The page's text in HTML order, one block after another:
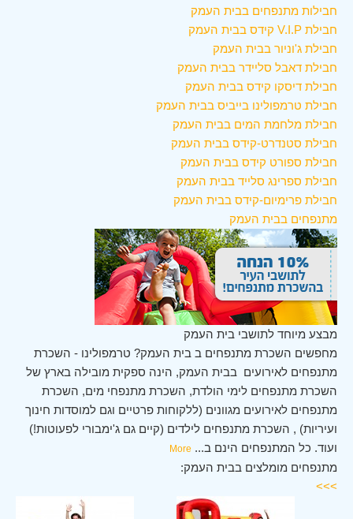
חבילות מתנפחים בבית העמק
חבילת V.I.P קידס בבית העמק
חבילת ג'וניור בבית העמק
חבילת דאבל סליידר בבית העמק
חבילת דיסקו קידס בבית העמק
חבילת טרמפולינו בייביס בבית העמק
חבילת מלחמת המים בבית העמק
חבילת סטנדרט-קידס בבית העמק
חבילת ספורט קידס בבית העמק
חבילת ספרינג סלייד בבית העמק
חבילת פרימיום-קידס בבית העמק
מתנפחים בבית העמק
מבצע מיוחד לתושבי בית העמק
מחפשים השכרת מתנפחים ב בית העמק? טרמפולינו - השכרת
מתנפחים לאירועים בבית העמק, הינה ספקית מובילה בארץ של
השכרת מתנפחים לימי הולדת, השכרת מתנפחי מים, השכרת
מתנפחים לאירועים מגוונים (ללקוחות פרטיים וגם למוסדות חינוך
ועיריות) , השכרת מתנפחים לילדים (קיים גם ג'ימבורי לפעוטות!)
ועוד. כל המתנפחים הינם ב...
More
מתנפחים מומלצים בבית העמק:
>>>